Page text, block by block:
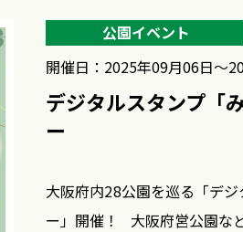
公園イベント
開催日：2025年09月06日〜
デジタルスタンプ「
ー
大阪府内28公園を巡る「デ
ー」開催！ 大阪府営公園な